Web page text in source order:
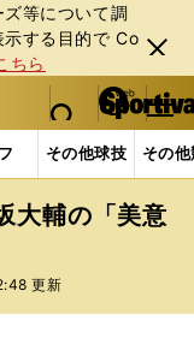
等について調
する⽬的で Co
ちら
閉じ
る
web Sportiva (webスポルティーバ)
検索
マイペ
ー
ジ
メニュ
その他球技 その
【MLB】すれ違いの
大輔の「美意
更新